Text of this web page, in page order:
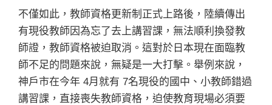
不僅如此，教師資格更新制正式上路後，陸續傳出
有現役教師因為忘了去上講習課，無法順利換發教
師證，教師資格被迫取消。這對於日本現在面臨教
師不足的問題來說，無疑是一大打擊。舉例來說，
神戶市在今年 4月就有 7名現役的國中、小教師錯過
講習課，直接喪失教師資格，迫使教育現場必須要